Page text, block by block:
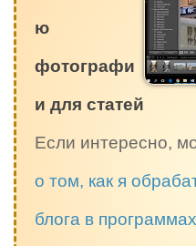
ю
фотографи
и для статей
Если интересно,
о том, как я
блога в